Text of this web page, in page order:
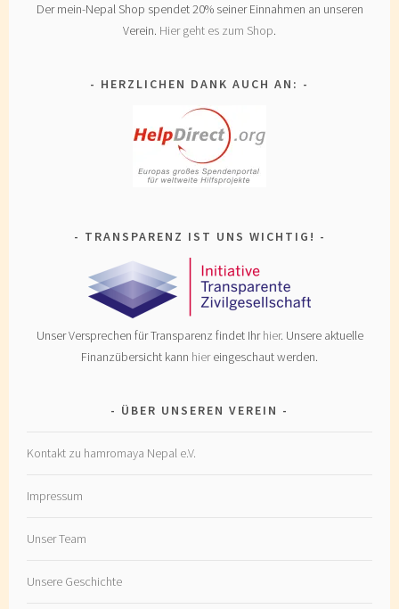
Der mein-Nepal Shop spendet 20% seiner Einnahmen an unseren
Verein. Hier geht es zum Shop.
HERZLICHEN DANK AUCH AN:
TRANSPARENZ IST UNS WICHTIG!
Unser Versprechen für Transparenz findet Ihrhier. Unsere aktuelle
Finanzübersicht kann hiereingeschaut werden.
ÜBER UNSEREN VEREIN
Kontakt zu hamromaya Nepal e.V.
Impressum
Unser Team
Unsere Geschichte